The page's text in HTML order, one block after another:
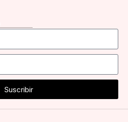
Suscribir